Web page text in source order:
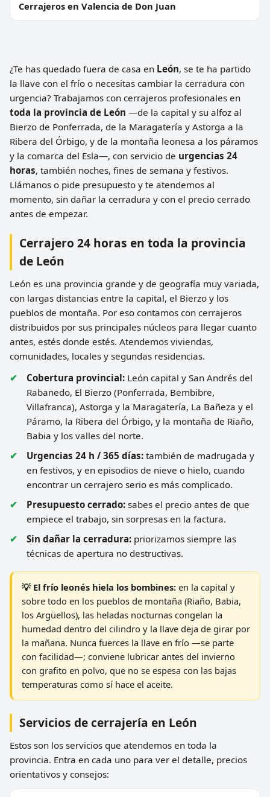
Cerrajeros en Valencia de Don Juan
¿Te has quedado fuera de casa en León, se te ha partido
la llave con el frío o necesitas cambiar la cerradura con
urgencia? Trabajamos con cerrajeros profesionales en
toda la provincia de León —de la capital y su alfoz al
Bierzo de Ponferrada, de la Maragatería y Astorga a la
Ribera del Órbigo, y de la montaña leonesa a los páramos
y la comarca del Esla—, con servicio de urgencias 24
horas, también noches, fines de semana y festivos.
Llámanos o pide presupuesto y te atendemos al
momento, sin dañar la cerradura y con el precio cerrado
antes de empezar.
Cerrajero 24 horas en toda la provincia
de León
León es una provincia grande y de geografía muy variada,
con largas distancias entre la capital, el Bierzo y los
pueblos de montaña. Por eso contamos con cerrajeros
distribuidos por sus principales núcleos para llegar cuanto
antes, estés donde estés. Atendemos viviendas,
comunidades, locales y segundas residencias.
Cobertura provincial: León capital y San Andrés del
Rabanedo, El Bierzo (Ponferrada, Bembibre,
Villafranca), Astorga y la Maragatería, La Bañeza y el
Páramo, la Ribera del Órbigo, y la montaña de Riaño,
Babia y los valles del norte.
Urgencias 24 h / 365 días: también de madrugada y
en festivos, y en episodios de nieve o hielo, cuando
encontrar un cerrajero serio es más complicado.
Presupuesto cerrado: sabes el precio antes de que
empiece el trabajo, sin sorpresas en la factura.
Sin dañar la cerradura: priorizamos siempre las
técnicas de apertura no destructivas.
💡 El frío leonés hiela los bombines: en la capital y
sobre todo en los pueblos de montaña (Riaño, Babia,
los Argüellos), las heladas nocturnas congelan la
humedad dentro del cilindro y la llave deja de girar por
la mañana. Nunca fuerces la llave en frío —se parte
con facilidad—; conviene lubricar antes del invierno
con grafito en polvo, que no se espesa con las bajas
temperaturas como sí hace el aceite.
Servicios de cerrajería en León
Estos son los servicios que atendemos en toda la
provincia. Entra en cada uno para ver el detalle, precios
orientativos y consejos: